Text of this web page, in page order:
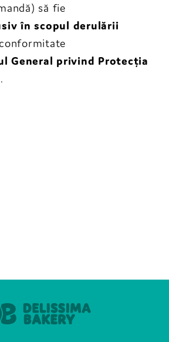
să fie
în scopul derulării
General privind Protecția
.